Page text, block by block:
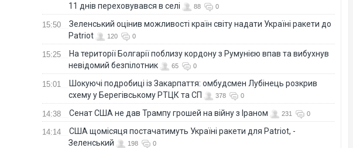
11 днів переховувався в селі
88 0
15:50
Зеленський оцінив можливості країн світу надати Україні ракети до
Patriot
120 0
15:25
На території Болгарії поблизу кордону з Румунією впав та вибухнув
невідомий безпілотник
65 0
15:01
Шокуючі подробиці із Закарпаття: омбудсмен Лубінець розкрив
схему у Берегівському РТЦК та СП
378 0
14:38 Сенат США не дав Трампу грошей на війну з Іраном 231 0
14:14
США щомісяця постачатимуть Україні ракети для Patriot, -
Зеленський
198 0